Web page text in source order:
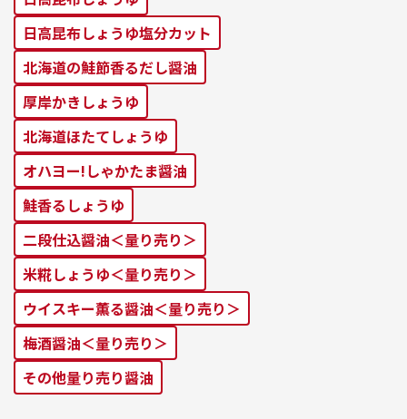
⽇⾼昆布しょうゆ塩分カット
北海道の鮭節⾹るだし醤油
厚岸かきしょうゆ
北海道ほたてしょうゆ
オハヨー!しゃかたま醤油
鮭⾹るしょうゆ
二段仕込醤油＜量り売り＞
米糀しょうゆ＜量り売り＞
ウイスキー薫る醤油＜量り売り＞
梅酒醤油＜量り売り＞
その他量り売り醤油